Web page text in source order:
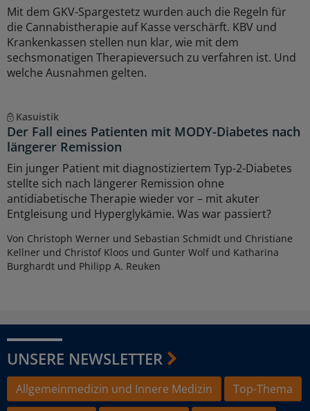
Mit dem GKV-Spargestetz wurden auch die Regeln für
die Cannabistherapie auf Kasse verschärft. KBV und
Krankenkassen stellen nun klar, wie mit dem
sechsmonatigen Therapieversuch zu verfahren ist. Und
welche Ausnahmen gelten.
Kasuistik
Der Fall eines Patienten mit MODY-Diabetes nach
längerer Remission
Ein junger Patient mit diagnostiziertem Typ-2-Diabetes
stellte sich nach längerer Remission ohne
antidiabetische Therapie wieder vor – mit akuter
Entgleisung und Hyperglykämie. Was war passiert?
Von Christoph Werner und Sebastian Schmidt und Christiane
Kellner und Christof Kloos und Gunter Wolf und Katharina
Burghardt und Philipp A. Reuken
UNSERE NEWSLETTER
Allgemeinmedizin und Innere Medizin
Top-Thema